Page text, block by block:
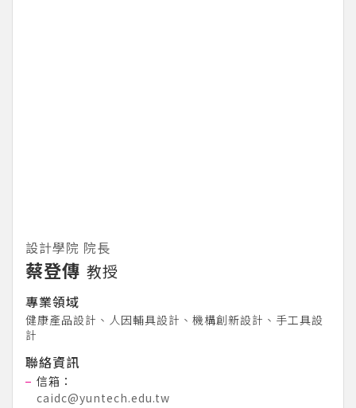
設計學院 院長
蔡登傳 教授
專業領域
健康產品設計、人因輔具設計、機構創新設計、手工具設
計
聯絡資訊
信箱：
caidc@yuntech.edu.tw